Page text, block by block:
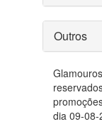
Outros
dia 09-08-